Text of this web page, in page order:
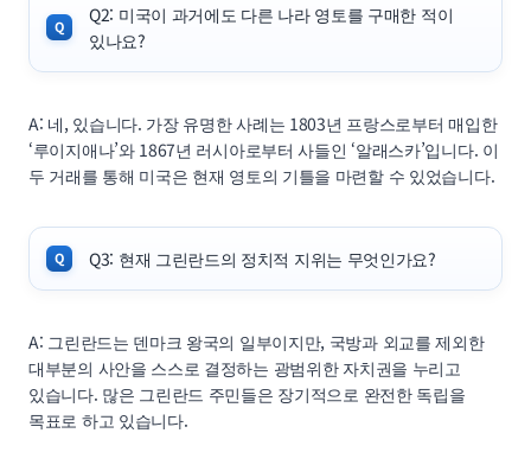
Q2: 미국이 과거에도 다른 나라 영토를 구매한 적이
있나요?
A: 네, 있습니다. 가장 유명한 사례는 1803년 프랑스로부터 매입한
‘루이지애나’와 1867년 러시아로부터 사들인 ‘알래스카’입니다. 이
두 거래를 통해 미국은 현재 영토의 기틀을 마련할 수 있었습니다.
Q3: 현재 그린란드의 정치적 지위는 무엇인가요?
A: 그린란드는 덴마크 왕국의 일부이지만, 국방과 외교를 제외한
대부분의 사안을 스스로 결정하는 광범위한 자치권을 누리고
있습니다. 많은 그린란드 주민들은 장기적으로 완전한 독립을
목표로 하고 있습니다.